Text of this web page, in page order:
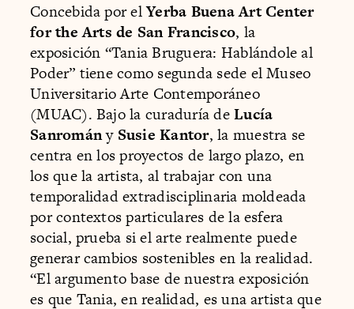
Concebida por elYerba Buena Art Center
for the Arts de San Francisco, la
exposición “Tania Bruguera: Hablándole al
Poder” tiene como segunda sede el Museo
Universitario Arte Contemporáneo
(MUAC). Bajo la curaduría deLucía
Sanromány Susie Kantor, la muestra se
centra en los proyectos de largo plazo, en
los que la artista, al trabajar con una
temporalidad extradisciplinaria moldeada
por contextos particulares de la esfera
social, prueba si el arte realmente puede
generar cambios sostenibles en la realidad.
“El argumento base de nuestra exposición
es que Tania, en realidad, es una artista que